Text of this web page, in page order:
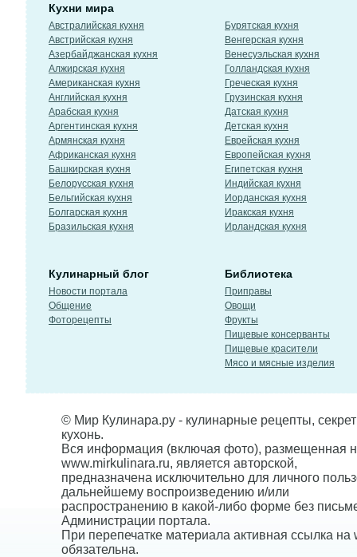
Кухни мира
Австралийская кухня
Австрийская кухня
Азербайджанская кухня
Алжирская кухня
Американская кухня
Английская кухня
Арабская кухня
Аргентинская кухня
Армянская кухня
Африканская кухня
Башкирская кухня
Белорусская кухня
Бельгийская кухня
Болгарская кухня
Бразильская кухня
Бурятская кухня
Венгерская кухня
Венесуэльская кухня
Голландская кухня
Греческая кухня
Грузинская кухня
Датская кухня
Детская кухня
Еврейская кухня
Европейская кухня
Египетская кухня
Индийская кухня
Иорданская кухня
Иракская кухня
Ирландская кухня
Кулинарный блог
Новости портала
Общение
Фоторецепты
Библиотека
Приправы
Овощи
Фрукты
Пищевые консерванты
Пищевые красители
Мясо и мясные изделия
© Мир Кулинара.ру - кулинарные рецепты,
кухонь.
Вся информация (включая фото), размещенная
www.mirkulinara.ru, является авторской,
предназначена исключительно для личного
дальнейшему воспроизведению и/или
распространению в какой-либо форме без
Администрации портала.
При перепечатке материала активная ссылка на
обязательна.